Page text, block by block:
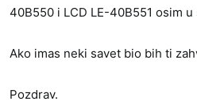
40B550 i LCD LE-40B551 osim u
Ako imas neki savet bio bih ti
Pozdrav.